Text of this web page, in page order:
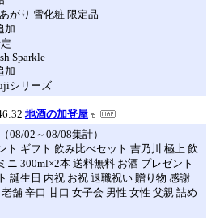
がり 雪化粧 限定品
加
Sparkle
加
シリーズ
地酒の加登屋
08/02～08/08集計）
ト ギフト 飲み比べセット 吉乃川 極上 飲
ニ 300ml×2本 送料無料 お酒 プレゼント
誕生日 内祝 お祝 退職祝い 贈り物 感謝
舗 辛口 甘口 女子会 男性 女性 父親 詰め